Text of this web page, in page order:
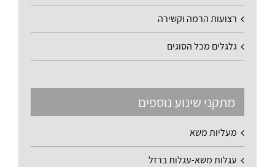
רצועות הרמה וקשירה
גלגלים מכל הסוגים
מתקני שינוע נוספים
מעליות משא
עגלות משא-עגלות ברזל